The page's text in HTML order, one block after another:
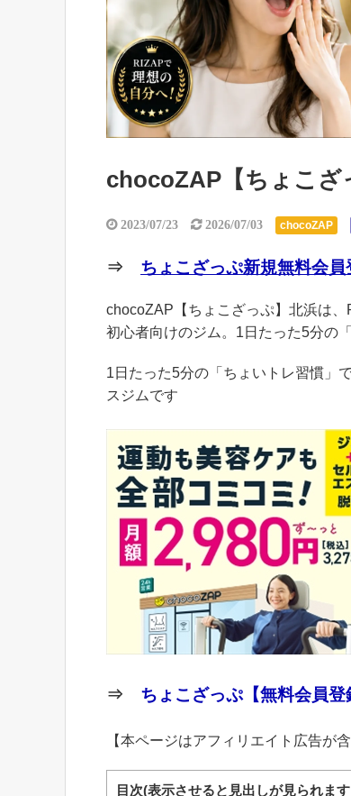
chocoZAP【ちょこ
2023/07/23 2026/07/03 chocoZAP
⇒ ちょこざっぷ新規無料会員
chocoZAP【ちょこざっぷ】北浜は
初心者向けのジム。1日たった5分の
1日たった5分の「ちょいトレ習慣」
スジムです
⇒ ちょこざっぷ【無料会員登
【本ページはアフィリエイト広告が
目次(表示させると見出しが見られま